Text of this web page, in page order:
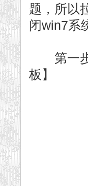
题，所以
闭win7系
第一步
板】